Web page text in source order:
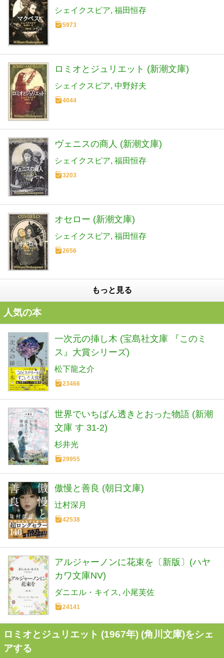
シェイクスピア 福田恒存
5973
ロミオとジュリエット (新潮文庫)
シェイクスピア 中野好夫
4044
ヴェニスの商人 (新潮文庫)
シェイクスピア 福田恒存
3203
オセロー (新潮文庫)
シェイクスピア 福田恒存
2656
もっと見る
人気の本
一次元の挿し木 (宝島社文庫 『このミ
ス』大賞シリーズ)
松下龍之介
23466
世界でいちばん透きとおった物語 (新潮
文庫 す 31-2)
杉井光
29955
傲慢と善良 (朝日文庫)
辻村深月
42538
アルジャーノンに花束を〔新版〕(ハヤ
カワ文庫NV)
ダニエル・キイス 小尾芙佐
24141
ロミオとジュリエット (1967年) (角川文庫)をシェ
アする